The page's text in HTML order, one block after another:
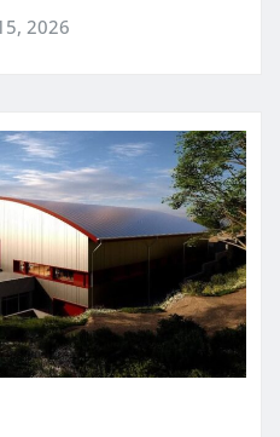
2026